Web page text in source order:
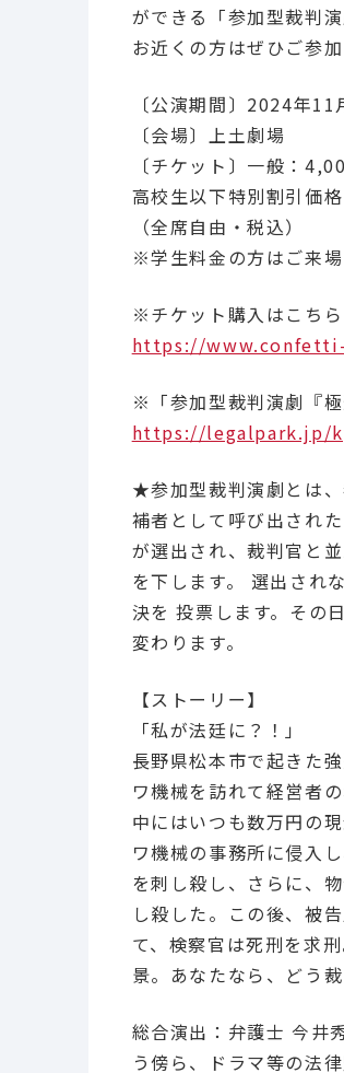
ができる「参加型裁判
お近くの方はぜひご参加
〔公演期間〕2024年
〔会場〕上土劇場
〔チケット〕一般：
高校生以下特別割引価
（全席自由・税込）
※学生料金の方はご来
※チケット購入はこちら
https://
※「参加型裁判演劇『
https://legalpark.jp/
★参加型裁判演劇とは
補者として呼び出され
が選出され、裁判官と
を下します。 選出され
決を 投票します。その
変わります。
【ストーリー】
「私が法廷に？！」
長野県松本市で起きた
ワ機械を訪れて経営者
中にはいつも数万円の
ワ機械の事務所に侵入
を刺し殺し、さらに、
し殺した。この後、被
て、検察官は死刑を求
景。あなたなら、どう裁
総合演出：弁護士 今井
う傍ら、ドラマ等の法